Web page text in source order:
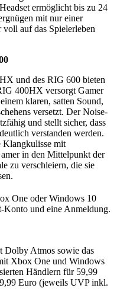
ermöglicht bis zu 24
mit nur einer
auf das Spielerleben
und des RIG 600 bieten
400HX versorgt Gamer
klaren, satten Sound,
versetzt. Der Noise-
und stellt sicher, dass
verstanden werden.
Klangkulisse mit
in den Mittelpunkt der
zu verschleiern, die sie
One oder Windows 10
Konto und eine Anmeldung.
Dolby Atmos sowie das
Xbox One und Windows
Händlern für 59,99
Euro (jeweils UVP inkl.